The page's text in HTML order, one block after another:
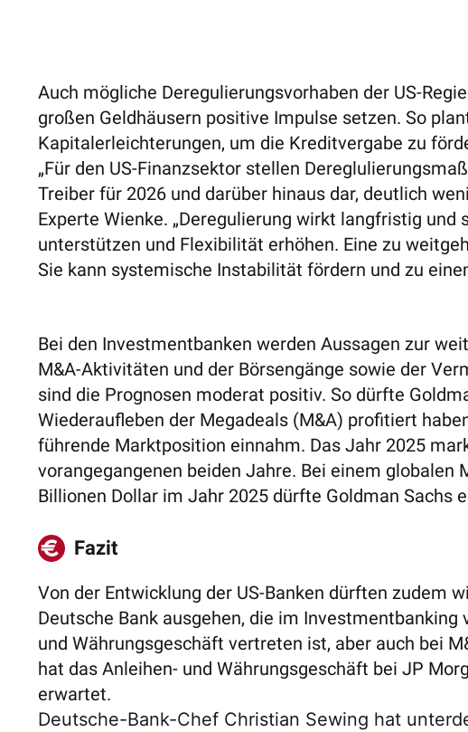
Auch mögliche Deregulierungsvorhaben der US-
großen Geldhäusern positive Impulse setzen. So
Kapitalerleichterungen, um die Kreditvergabe zu
„Für den US-Finanzsektor stellen
Treiber für 2026 und darüber hinaus dar, deutlich
Experte Wienke. „Deregulierung wirkt langfristig
unterstützen und Flexibilität erhöhen. Eine zu
Sie kann systemische Instabilität fördern und zu
Bei den Investmentbanken werden Aussagen zur
M&A-Aktivitäten und der Börsengänge sowie der
sind die Prognosen moderat positiv. So dürfte
Wiederaufleben der Megadeals (M&A) profitiert
führende Marktposition einnahm. Das Jahr 2025
vorangegangenen beiden Jahre. Bei einem globalen
Billionen Dollar im Jahr 2025 dürfte Goldman Sachs
Fazit
Von der Entwicklung der US-Banken dürften zudem
Deutsche Bank ausgehen, die im
und Währungsgeschäft vertreten ist, aber auch bei
hat das Anleihen- und Währungsgeschäft bei JP
erwartet.
Deutsche-Bank-Chef Christian Sewing hat